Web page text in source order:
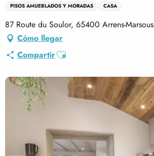
PISOS AMUEBLADOS Y MORADAS CASA
87 Route du Soulor, 65400 Arrens-Marsous
Cómo llegar
CompartirAjouter aux favoris